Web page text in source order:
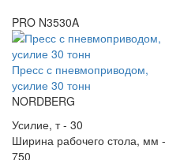
PRO N3530A
Пресс с пневмоприводом,
усилие 30 тонн
NORDBERG
Усилие, т - 30
Ширина рабочего стола, мм -
750